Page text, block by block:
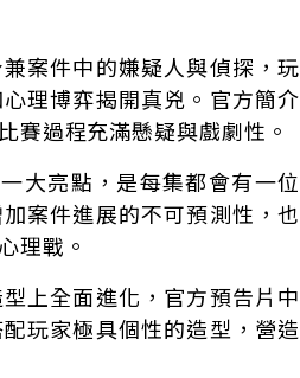
案件中的嫌疑人與偵探，玩
理博弈揭開真兇。官方簡介
賽過程充滿懸疑與戲劇性。
大亮點，是每集都會有一位
案件進展的不可預測性，也
理戰。
上全面進化，官方預告片中
玩家極具個性的造型，營造